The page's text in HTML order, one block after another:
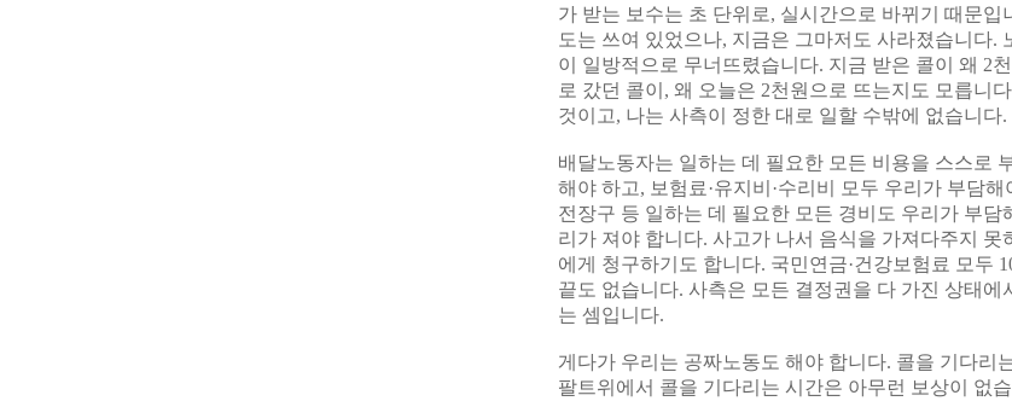
가 받는 보수는 초 단위로, 실시간으로 바뀌기 때문
도는 쓰여 있었으나, 지금은 그마저도 사라졌습니다.
이 일방적으로 무너뜨렸습니다. 지금 받은 콜이 왜 2
로 갔던 콜이, 왜 오늘은 2천원으로 뜨는지도 모릅니
것이고, 나는 사측이 정한 대로 일할 수밖에 없습니다.
배달노동자는 일하는 데 필요한 모든 비용을 스스로
해야 하고, 보험료·유지비·수리비 모두 우리가 부담해
전장구 등 일하는 데 필요한 모든 경비도 우리가 부
리가 져야 합니다. 사고가 나서 음식을 가져다주지 못
에게 청구하기도 합니다. 국민연금·건강보험료 모두
끝도 없습니다. 사측은 모든 결정권을 다 가진 상태에
는 셈입니다.
게다가 우리는 공짜노동도 해야 합니다. 콜을 기다리
팔트위에서 콜을 기다리는 시간은 아무런 보상이 없